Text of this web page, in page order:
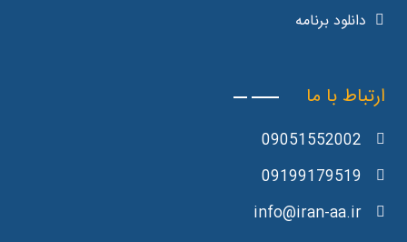
دانلود برنامه
ارتباط با ما
09051552002
09199179519
info@iran-aa.ir